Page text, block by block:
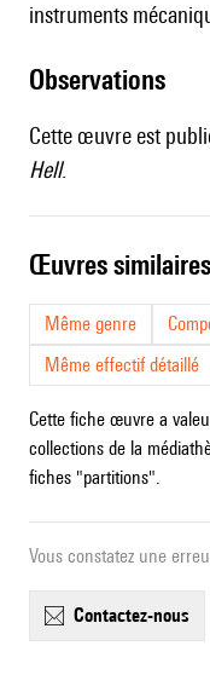
instruments
observations
Cette œuvre est
Hell.
œuvres similaires
Même genre
Même effectif détaillé
Cette fiche œuvre a
collections de la
fiches "partitions".
Vous constatez une
contactez-nous